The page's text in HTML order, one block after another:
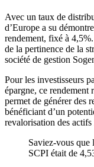
Avec un taux de
d’Europe a su
rendement, fixé à
de la pertinence de la
société de gestion
Pour les investisseurs
épargne, ce rendement
permet de générer des
bénéficiant d’un
revalorisation des
Saviez-vous que
SCPI était de